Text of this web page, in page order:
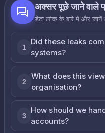
अक्सर पूछे जाने वाले
डेटा लीक के बारे में और जानें
1
Did these leaks
systems?
2
What does this
organisation?
3
How should we
accounts?